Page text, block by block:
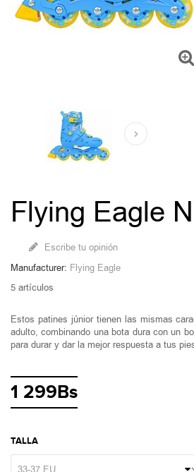
Flying Eagle
Escribe tu opinión
Manufacturer: Flying Eagle
5 artículos
Estos patines júnior tienen las mismas
adulto, combinando una bota dura con un
para durar y dar la mejor respuesta a tus
1 299Bs
TALLA